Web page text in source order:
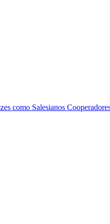
como Salesianos